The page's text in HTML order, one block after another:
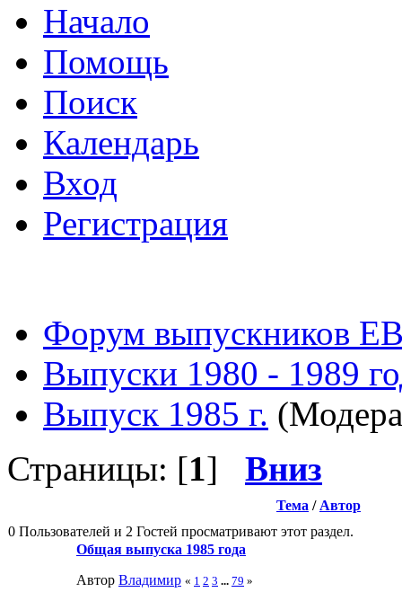
Начало
Помощь
Поиск
Календарь
Вход
Регистрация
Форум выпускников
Выпуски 1980 - 1989
Выпуск 1985 г.
Страницы: [1] Вниз
Тема / Автор
0 Пользователей и 2 Гостей просматривают этот раздел.
Общая выпуска 1985 года
Автор Влaдимир « 1 2 3 ... 79 »